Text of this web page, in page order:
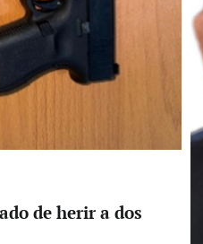
de herir a dos